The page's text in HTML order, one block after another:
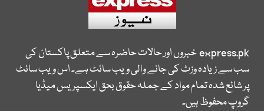
express.pkخبروں اور حالات حاضرہ سے متعلق پاکستان کی
سب سے زیادہ وزٹ کی جانے والی ویب سائٹ ہے۔ اس ویب سائٹ
پر شائع شدہ تمام مواد کے جملہ حقوق بحق ایکسپریس میڈیا
گروپ محفوظ ہیں۔